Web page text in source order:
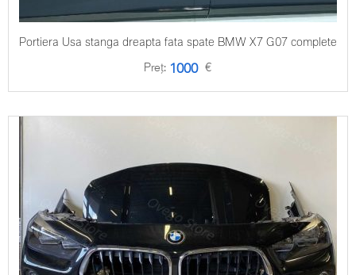
Portiera Usa stanga dreapta fata spate BMW X7 G07 complete
Preț: 1000 €